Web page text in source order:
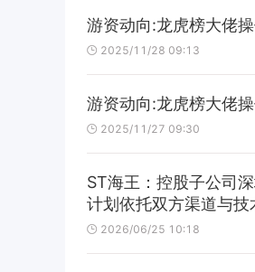
游资动向:龙虎榜大佬
2025/11/28 09:13
游资动向:龙虎榜大佬
2025/11/27 09:30
ST海王：控股子公司
计划依托双方渠道与技
2026/06/25 10:18